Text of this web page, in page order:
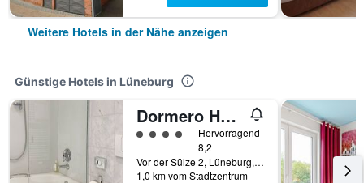
Weitere Hotels in der Nähe anzeigen
Günstige Hotels in Lüneburg
Dormero Hotel Bargenturm LÜneburg
Bewertungskategorie 4
Hervorragend
8,2
Vor der Sülze 2, Lüneburg, Niedersachsen, Deutschland
1,0 km vom Stadtzentrum